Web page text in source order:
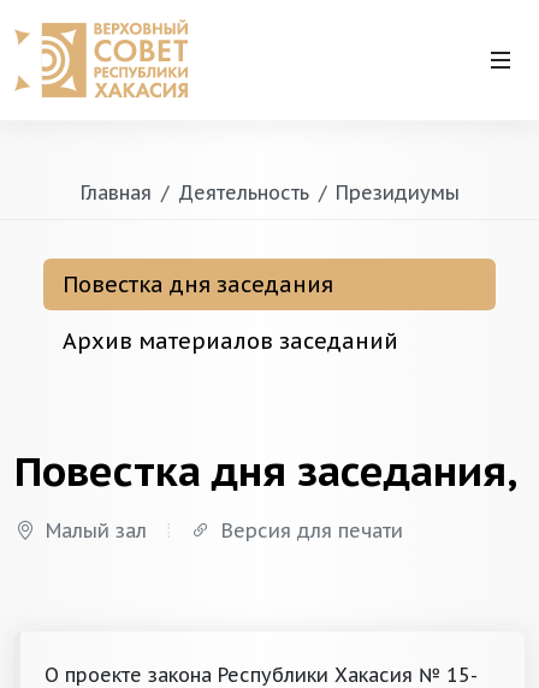
Главная Деятельность Президиумы
Повестка дня заседания
Архив материалов заседаний
Повестка дня заседания,
Малый зал Версия для печати
О проекте закона Республики Хакасия № 15-